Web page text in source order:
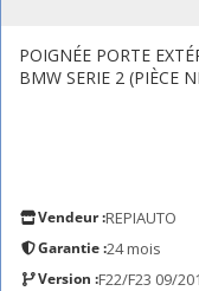
POIGNÉE PORTE
BMW SERIE 2 (PIÈCE
Vendeur :REPIAUTO
Garantie :24 mois
Version :F22/F23 09/